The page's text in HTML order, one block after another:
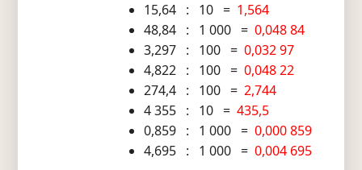
15,64 : 10 = 1,564
48,84 : 1 000 =0,048 84
3,297 : 100 =0,032 97
4,822 : 100 =0,048 22
274,4 : 100 =2,744
4 355 : 10 =435,5
0,859 : 1 000 =0,000 859
4,695 : 1 000 =0,004 695